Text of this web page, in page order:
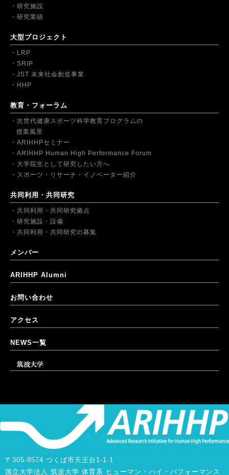
研究施設
研究業績
大型プロジェクト
LRP
SRIP
JST 未来社会創造事業
HHP
教育・フォーラム
次世代健康スポーツ科学教育プログラムの
授業風景
ARIHHPセミナー
ARIHHP Human High Performance Forum
大学院生として研究したい方へ
スポーツ・リサーチ・イノベーター紹介
共同利用・共同研究
共同利用・共同研究拠点
研究施設・設備
共同利用・共同研究の募集
メンバー
ARIHHP Alumni
お問い合わせ
アクセス
NEWS一覧
〒305-8574 つくば市天王台1-1-1
国立大学法人 筑波大学 体育系 ヒューマン・ハイ・パフォーマンス